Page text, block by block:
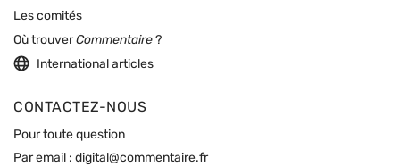
Les comités
Où trouverCommentaire ?
International articles
CONTACTEZ-NOUS
Pour toute question
Par email : digital@commentaire.fr